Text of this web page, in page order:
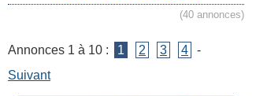
(40 annonces)
Annonces 1 à 10 : 1 2 3 4
-
Suivant